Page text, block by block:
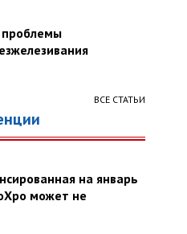
ВСЕ СТАТЬИ
на январь
может не